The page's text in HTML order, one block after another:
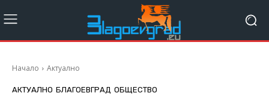
Начало Актуално
АКТУАЛНО БЛАГОЕВГРАД ОБЩЕСТВО